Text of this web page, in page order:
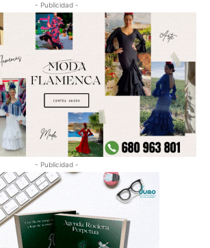
- Publicidad -
- Publicidad -